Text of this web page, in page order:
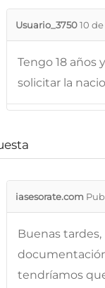
Usuario_375010
Tengo 18 años
solicitar la
iasesorate.com
Buenas
tendríamos